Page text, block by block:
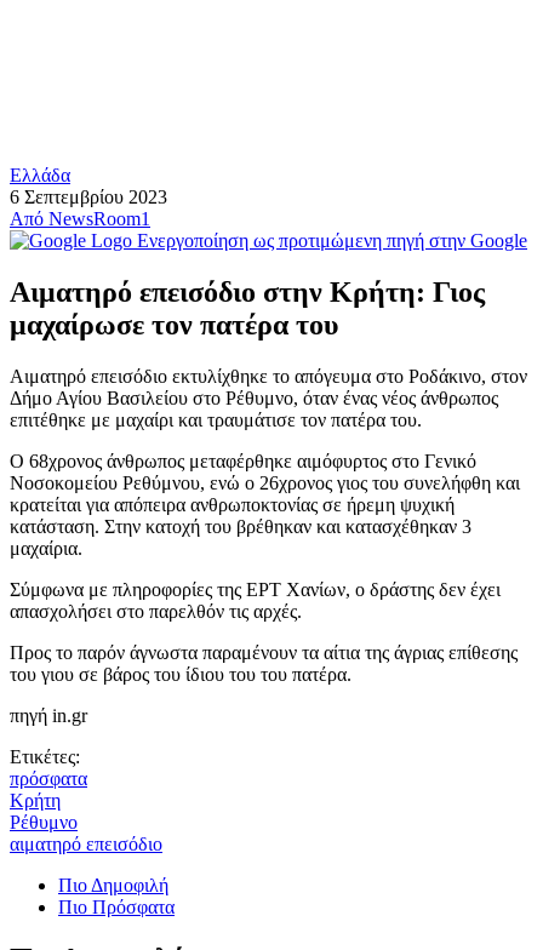
Ελλάδα
6 Σεπτεμβρίου 2023
Από NewsRoom1
Ενεργοποίηση ως προτιμώμενη πηγή στην Google
Αιματηρό επεισόδιο στην Κρήτη: Γιος
μαχαίρωσε τον πατέρα του
Αιματηρό επεισόδιο εκτυλίχθηκε το απόγευμα στο Ροδάκινο, στον
Δήμο Αγίου Βασιλείου στο Ρέθυμνο, όταν ένας νέος άνθρωπος
επιτέθηκε με μαχαίρι και τραυμάτισε τον πατέρα του.
Ο 68χρονος άνθρωπος μεταφέρθηκε αιμόφυρτος στο Γενικό
Νοσοκομείου Ρεθύμνου, ενώ ο 26χρονος γιος του συνελήφθη και
κρατείται για απόπειρα ανθρωποκτονίας σε ήρεμη ψυχική
κατάσταση. Στην κατοχή του βρέθηκαν και κατασχέθηκαν 3
μαχαίρια.
Σύμφωνα με πληροφορίες της ΕΡΤ Χανίων, ο δράστης δεν έχει
απασχολήσει στο παρελθόν τις αρχές.
Προς το παρόν άγνωστα παραμένουν τα αίτια της άγριας επίθεσης
του γιου σε βάρος του ίδιου του του πατέρα.
πηγή in.gr
Ετικέτες:
πρόσφατα
Κρήτη
Ρέθυμνο
αιματηρό επεισόδιο
Πιο Δημοφιλή
Πιο Πρόσφατα